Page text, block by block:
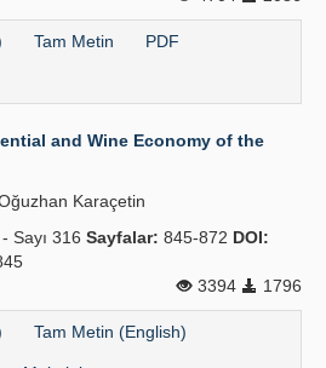
Tam Metin PDF
and Wine Economy of the
Karaçetin
Sayı 316 Sayfalar: 845-872 DOI:
3394
1796
Tam Metin (English)